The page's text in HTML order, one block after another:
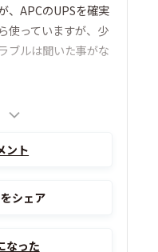
、APCのUPSを確実
使っていますが、少
ブルは聞いた事がな
ント
シェア
なった